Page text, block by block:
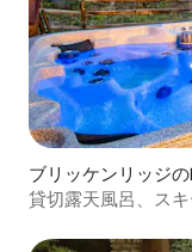
ブリッケンリッジ
貸切露天風呂、ス